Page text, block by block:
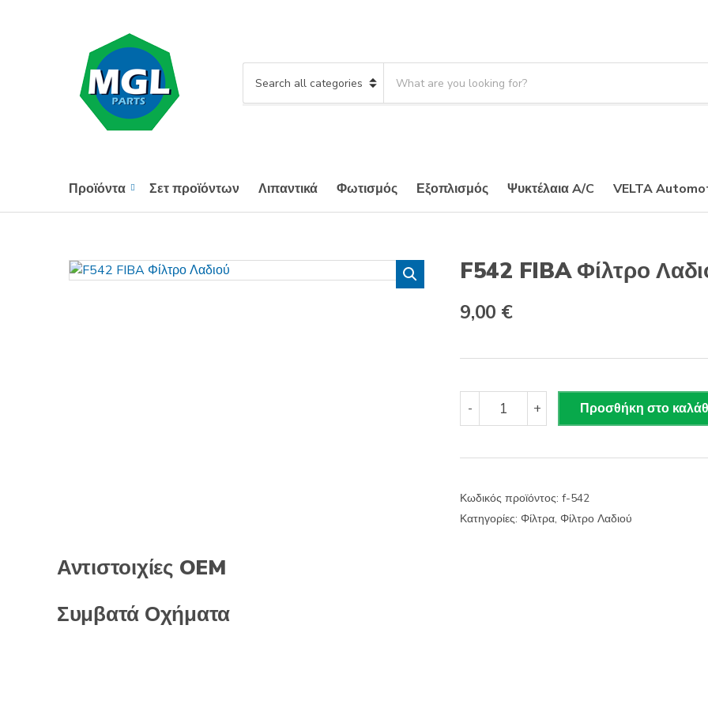
Category name
Προϊόντα Σετ προϊόντων Λιπαντικά Φωτισμός Εξοπλισμός Ψυκτέλαια A/C VELTA
F542 FIBA Φίλτρο
9,00 €
-
F542
FIBA
+ Προσθήκη στο
Κωδικός προϊόντος: f-542
Κατηγορίες: Φίλτρα, Φίλτρο Λαδιού
Αντιστοιχίες OEM
Συμβατά Οχήματα